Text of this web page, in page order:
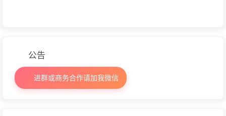
公告
进群或商务合作请加我微信